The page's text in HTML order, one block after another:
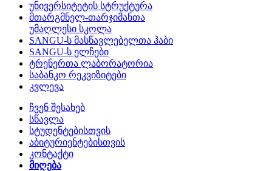
უნივერსიტეტის სტრუქტურა
მთარგმნელ-თარჯიმანთა
უმაღლესი სკოლა
SANGU-ს მასწავლებელთა ჰაბი
SANGU-ს ელჩები
ტრენერთა ლაბორატორია
საბანკო რეკვიზიტები
კვლევა
ჩვენ შესახებ
სწავლა
სტუდენტებისთვის
აბიტურიენტებისთვის
კონტაქტი
მიღება